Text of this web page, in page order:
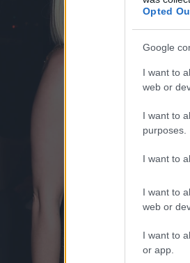
Opted
Google
I want to
web or
I want to
purposes.
I want to
I want to
web or
I want to
or app.